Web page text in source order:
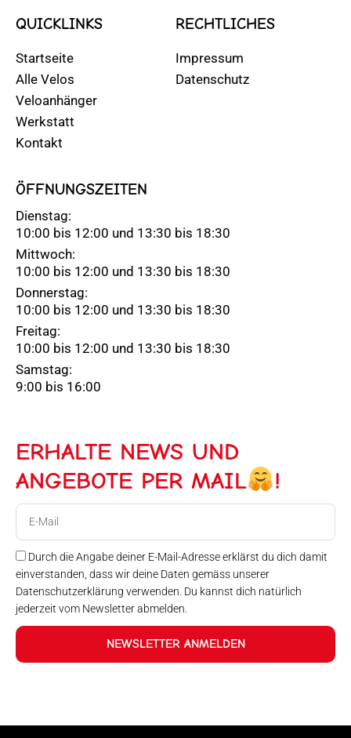
QUICKLINKS
Startseite
Alle Velos
Veloanhänger
Werkstatt
Kontakt
RECHTLICHES
Impressum
Datenschutz
ÖFFNUNGSZEITEN
Dienstag:
10:00 bis 12:00 und 13:30 bis 18:30
Mittwoch:
10:00 bis 12:00 und 13:30 bis 18:30
Donnerstag:
10:00 bis 12:00 und 13:30 bis 18:30
Freitag:
10:00 bis 12:00 und 13:30 bis 18:30
Samstag:
9:00 bis 16:00
ERHALTE NEWS UND
ANGEBOTE PER MAIL
!
Durch die Angabe deiner E-Mail-Adresse erklärst du dich damit
einverstanden, dass wir deine Daten gemäss unserer
Datenschutzerklärung verwenden. Du kannst dich natürlich
jederzeit vom Newsletter abmelden.
NEWSLETTER ANMELDEN